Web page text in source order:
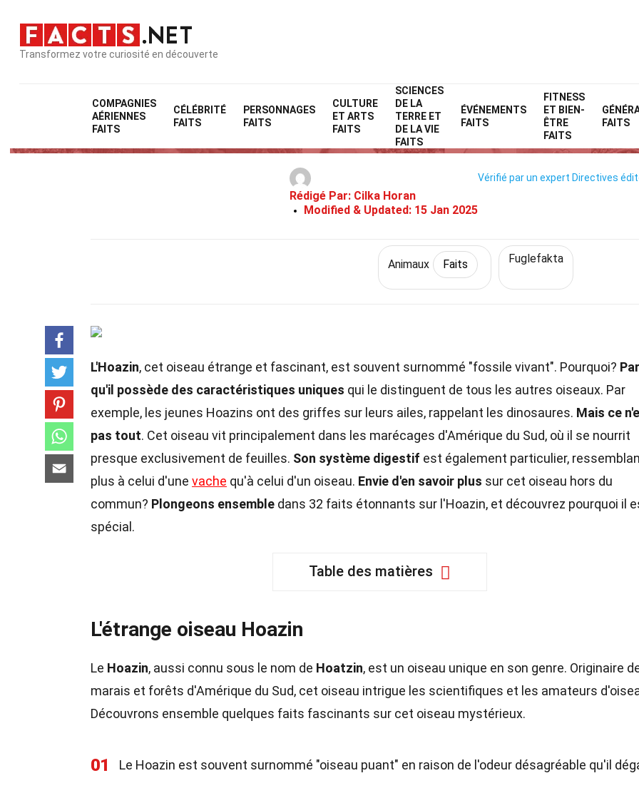
Transformez votre curiosité en découverte
COMPAGNIES
AÉRIENNES
FAITS
CÉLÉBRITÉ
FAITS
PERSONNAGES
FAITS
CULTURE
ET ARTS
FAITS
SCIENCES
DE LA
TERRE ET
DE LA VIE
FAITS
ÉVÉNEMENTS
FAITS
FITNESS
ET BIEN-
ÊTRE
FAITS
FAITS
Home Nature AnimauxFaits
32 Faits Sur Hoazin
Rédigé Par: Cilka Horan
Modified & Updated: 15 Jan 2025
Vérifié par un expert Directives
Animaux Faits Fuglefakta
L'Hoazin, cet oiseau étrange et fascinant, est souvent surnommé "fossile vivant". Pourquoi?
qu'il possède des caractéristiques uniques qui le distinguent de tous les autres oiseaux. Par
exemple, les jeunes Hoazins ont des griffes sur leurs ailes, rappelant les dinosaures. Mais ce
pas tout. Cet oiseau vit principalement dans les marécages d'Amérique du Sud, où il se nourrit
presque exclusivement de feuilles. Son système digestif est également particulier,
plus à celui d'une vache qu'à celui d'un oiseau. Envie d'en savoir plus sur cet oiseau hors du
commun? Plongeons ensemble dans 32 faits étonnants sur l'Hoazin, et découvrez pourquoi il
spécial.
Table des matières
L'étrange oiseau Hoazin
Le Hoazin, aussi connu sous le nom de Hoatzin, est un oiseau unique en son genre. Originaire
marais et forêts d'Amérique du Sud, cet oiseau intrigue les scientifiques et les amateurs
Découvrons ensemble quelques faits fascinants sur cet oiseau mystérieux.
01 Le Hoazin est souvent surnommé "oiseau puant" en raison de l'odeur désagréable qu'il